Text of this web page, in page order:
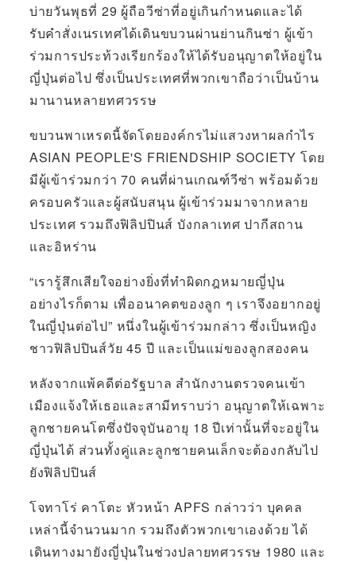
บ่ายวันพุธที่ 29 ผู้ถือวีซ่าที่อยู่เกินกำหนดและได้
รับคำสั่งเนรเทศได้เดินขบวนผ่านย่านกินซ่า ผู้เข้า
ร่วมการประท้วงเรียกร้องให้ได้รับอนุญาตให้อยู่ใน
ญี่ปุ่นต่อไป ซึ่งเป็นประเทศที่พวกเขาถือว่าเป็นบ้าน
มานานหลายทศวรรษ
ขบวนพาเหรดนี้จัดโดยองค์กรไม่แสวงหาผลกำไร
ASIAN PEOPLE'S FRIENDSHIP SOCIETY โดย
มีผู้เข้าร่วมกว่า 70 คนที่ผ่านเกณฑ์วีซ่า พร้อมด้วย
ครอบครัวและผู้สนับสนุน ผู้เข้าร่วมมาจากหลาย
ประเทศ รวมถึงฟิลิปปินส์ บังกลาเทศ ปากีสถาน
และอิหร่าน
“เรารู้สึกเสียใจอย่างยิ่งที่ทำผิดกฎหมายญี่ปุ่น
อย่างไรก็ตาม เพื่ออนาคตของลูก ๆ เราจึงอยากอยู่
ในญี่ปุ่นต่อไป” หนึ่งในผู้เข้าร่วมกล่าว ซึ่งเป็นหญิง
ชาวฟิลิปปินส์วัย 45 ปี และเป็นแม่ของลูกสองคน
หลังจากแพ้คดีต่อรัฐบาล สำนักงานตรวจคนเข้า
เมืองแจ้งให้เธอและสามีทราบว่า อนุญาตให้เฉพาะ
ลูกชายคนโตซึ่งปัจจุบันอายุ 18 ปีเท่านั้นที่จะอยู่ใน
ญี่ปุ่นได้ ส่วนทั้งคู่และลูกชายคนเล็กจะต้องกลับไป
ยังฟิลิปปินส์
โจทาโร่ คาโตะ หัวหน้า APFS กล่าวว่า บุคคล
เหล่านี้จำนวนมาก รวมถึงตัวพวกเขาเองด้วย ได้
เดินทางมายังญี่ปุ่นในช่วงปลายทศวรรษ 1980 และ